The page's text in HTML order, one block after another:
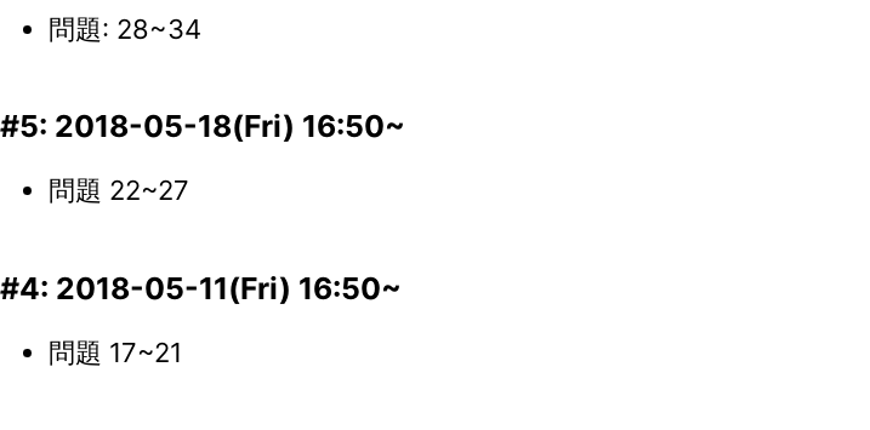
問題: 28~34
#5: 2018-05-18(Fri) 16:50~
問題 22~27
#4: 2018-05-11(Fri) 16:50~
問題 17~21